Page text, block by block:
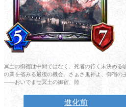
冥土の御宿は中間ではなく、死者の行く末決める
の業を省みる最後の機会。さぁさ鬼神よ、御宿の
――おいでませ冥土の御宿、陸
進化前